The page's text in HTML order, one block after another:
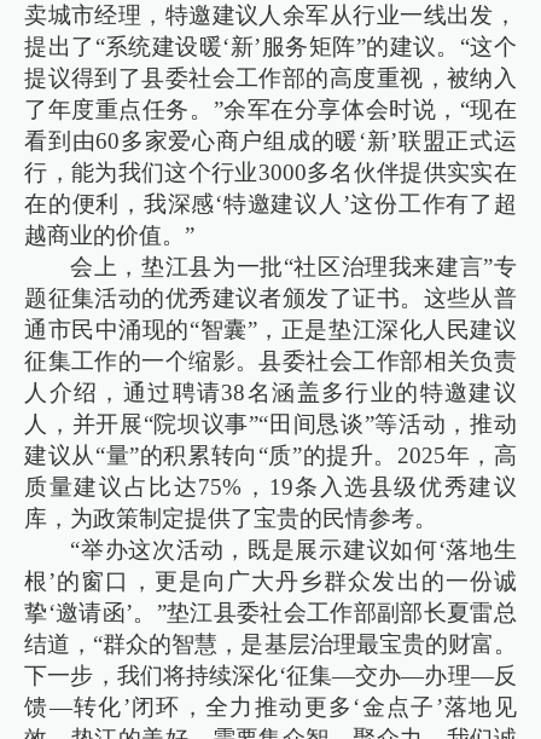
卖城市经理，特邀建议人余军从行业一线出发，
提出了“系统建设暖‘新’服务矩阵”的建议。“这个
提议得到了县委社会工作部的高度重视，被纳入
了年度重点任务。”余军在分享体会时说，“现在
看到由60多家爱心商户组成的暖‘新’联盟正式运
行，能为我们这个行业3000多名伙伴提供实实在
在的便利，我深感‘特邀建议人’这份工作有了超
越商业的价值。”
会上，垫江县为一批“社区治理我来建言”专
题征集活动的优秀建议者颁发了证书。这些从普
通市民中涌现的“智囊”，正是垫江深化人民建议
征集工作的一个缩影。县委社会工作部相关负责
人介绍，通过聘请38名涵盖多行业的特邀建议
人，并开展“院坝议事”“田间恳谈”等活动，推动
建议从“量”的积累转向“质”的提升。2025年，高
质量建议占比达75%，19条入选县级优秀建议
库，为政策制定提供了宝贵的民情参考。
“举办这次活动，既是展示建议如何‘落地生
根’的窗口，更是向广大丹乡群众发出的一份诚
挚‘邀请函’。”垫江县委社会工作部副部长夏雷总
结道，“群众的智慧，是基层治理最宝贵的财富。
下一步，我们将持续深化‘征集—交办—办理—反
馈—转化’闭环，全力推动更多‘金点子’落地见